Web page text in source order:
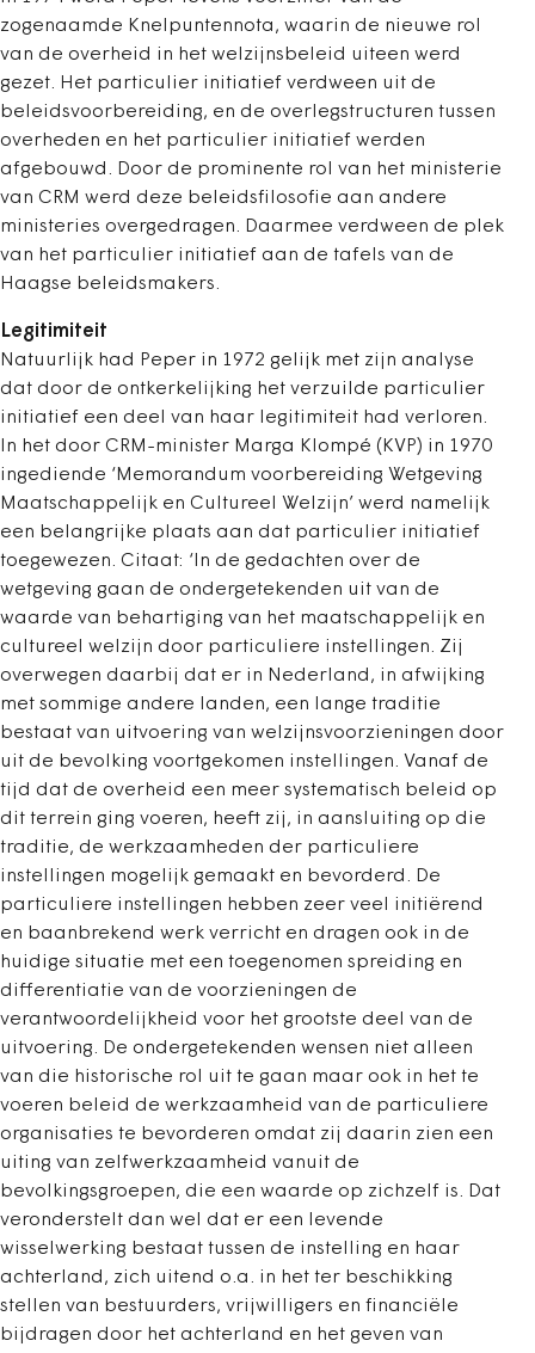
zogenaamde Knelpuntennota, waarin de nieuwe rol
van de overheid in het welzijnsbeleid uiteen werd
gezet. Het particulier initiatief verdween uit de
beleidsvoorbereiding, en de overlegstructuren tussen
overheden en het particulier initiatief werden
afgebouwd. Door de prominente rol van het ministerie
van CRM werd deze beleidsfilosofie aan andere
ministeries overgedragen. Daarmee verdween de plek
van het particulier initiatief aan de tafels van de
Haagse beleidsmakers.
Legitimiteit
Natuurlijk had Peper in 1972 gelijk met zijn analyse
dat door de ontkerkelijking het verzuilde particulier
initiatief een deel van haar legitimiteit had verloren.
In het door CRM-minister Marga Klompé (KVP) in 1970
ingediende ‘Memorandum voorbereiding Wetgeving
Maatschappelijk en Cultureel Welzijn’ werd namelijk
een belangrijke plaats aan dat particulier initiatief
toegewezen. Citaat: ‘In de gedachten over de
wetgeving gaan de ondergetekenden uit van de
waarde van behartiging van het maatschappelijk en
cultureel welzijn door particuliere instellingen. Zij
overwegen daarbij dat er in Nederland, in afwijking
met sommige andere landen, een lange traditie
bestaat van uitvoering van welzijnsvoorzieningen door
uit de bevolking voortgekomen instellingen. Vanaf de
tijd dat de overheid een meer systematisch beleid op
dit terrein ging voeren, heeft zij, in aansluiting op die
traditie, de werkzaamheden der particuliere
instellingen mogelijk gemaakt en bevorderd. De
particuliere instellingen hebben zeer veel initiërend
en baanbrekend werk verricht en dragen ook in de
huidige situatie met een toegenomen spreiding en
differentiatie van de voorzieningen de
verantwoordelijkheid voor het grootste deel van de
uitvoering. De ondergetekenden wensen niet alleen
van die historische rol uit te gaan maar ook in het te
voeren beleid de werkzaamheid van de particuliere
organisaties te bevorderen omdat zij daarin zien een
uiting van zelfwerkzaamheid vanuit de
bevolkingsgroepen, die een waarde op zichzelf is. Dat
veronderstelt dan wel dat er een levende
wisselwerking bestaat tussen de instelling en haar
achterland, zich uitend o.a. in het ter beschikking
stellen van bestuurders, vrijwilligers en financiële
bijdragen door het achterland en het geven van